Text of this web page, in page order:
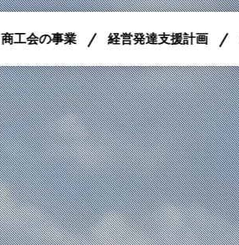
商工会の事業 経営発達支援計画